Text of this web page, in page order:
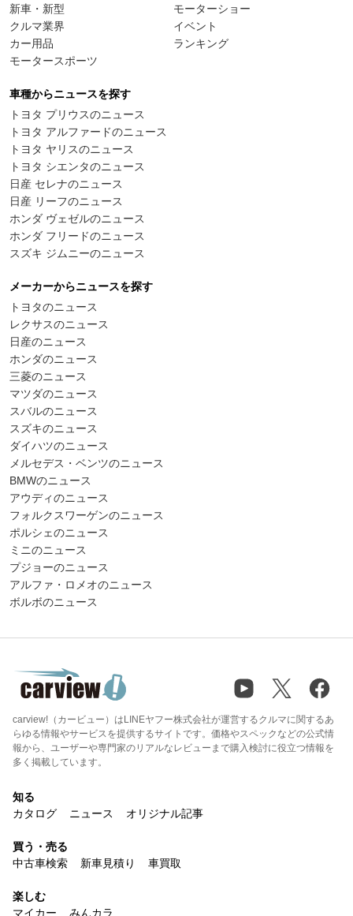
新車・新型
クルマ業界
カー用品
モータースポーツ
モーターショー
イベント
ランキング
車種からニュースを探す
トヨタ プリウスのニュース
トヨタ アルファードのニュース
トヨタ ヤリスのニュース
トヨタ シエンタのニュース
日産 セレナのニュース
日産 リーフのニュース
ホンダ ヴェゼルのニュース
ホンダ フリードのニュース
スズキ ジムニーのニュース
メーカーからニュースを探す
トヨタのニュース
レクサスのニュース
日産のニュース
ホンダのニュース
三菱のニュース
マツダのニュース
スバルのニュース
スズキのニュース
ダイハツのニュース
メルセデス・ベンツのニュース
BMWのニュース
アウディのニュース
フォルクスワーゲンのニュース
ポルシェのニュース
ミニのニュース
プジョーのニュース
アルファ・ロメオのニュース
ボルボのニュース
carview!（カービュー）はLINEヤフー株式会社が運営するクルマに関するあ
らゆる情報やサービスを提供するサイトです。価格やスペックなどの公式情
報から、ユーザーや専門家のリアルなレビューまで購入検討に役立つ情報を
多く掲載しています。
知る
カタログ
ニュース オリジナル記事
買う・売る
中古車検索
新車見積り 車買取
楽しむ
マイカー
みんカラ